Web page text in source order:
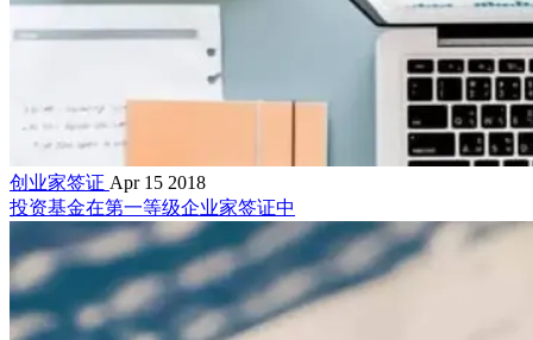
创业家签证 Apr 15 2018
投资基金在第一等级企业家签证中